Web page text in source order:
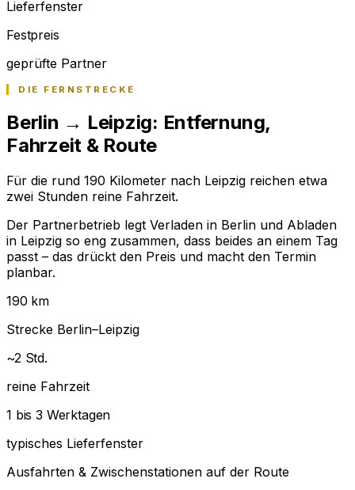
Lieferfenster
Festpreis
geprüfte Partner
DIE FERNSTRECKE
Berlin → Leipzig: Entfernung,
Fahrzeit & Route
Für die rund 190 Kilometer nach Leipzig reichen etwa
zwei Stunden reine Fahrzeit.
Der Partnerbetrieb legt Verladen in Berlin und Abladen
in Leipzig so eng zusammen, dass beides an einem Tag
passt – das drückt den Preis und macht den Termin
planbar.
190 km
Strecke Berlin–Leipzig
~2 Std.
reine Fahrzeit
1 bis 3 Werktagen
typisches Lieferfenster
Ausfahrten & Zwischenstationen auf der Route